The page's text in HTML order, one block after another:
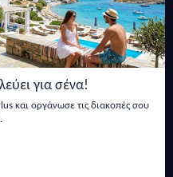
για σένα!
και οργάνωσε τις διακοπές σου
μας
ειδήσεις, ανακοινώσεις